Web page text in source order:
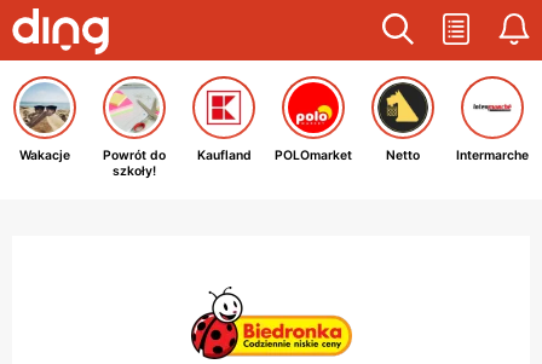
Wakacje
Powrót do
szkoły!
Kaufland POLOmarket Netto Intermarche